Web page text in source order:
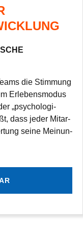
die Stim­mung
Erle­bens­mo­dus
„psy­cho­lo­gi­
dass jeder Mit­ar­
seine Mei­nun­